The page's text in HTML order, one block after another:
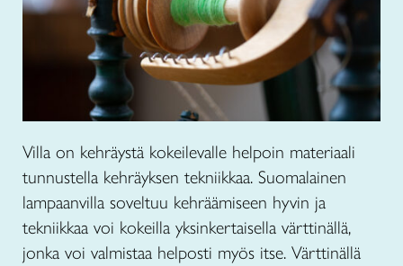
Villa on kehräystä kokeilevalle helpoin materiaali
tunnustella kehräyksen tekniikkaa. Suomalainen
lampaanvilla soveltuu kehräämiseen hyvin ja
tekniikkaa voi kokeilla yksinkertaisella värttinällä,
jonka voi valmistaa helposti myös itse. Värttinällä